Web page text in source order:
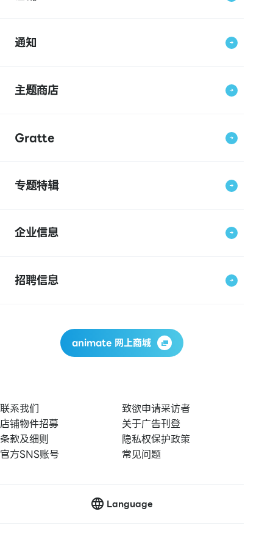
通知
主题商店
Gratte
专题特辑
企业信息
招聘信息
animate 网上商城
联系我们
致欲申请采访者
店铺物件招募
关于广告刊登
条款及细则
隐私权保护政策
官方SNS账号
常见问题
Language